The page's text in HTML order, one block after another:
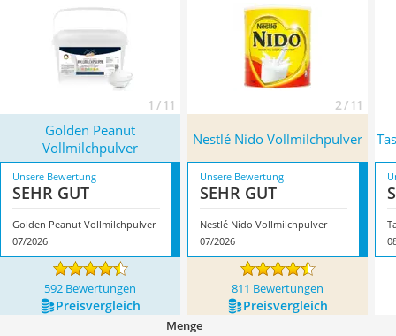
2026 besonders das Modell
Golden Peanut Vollmilchpulver
mit seinen Eigenschaften.
1 / 11 2 / 11
Golden Peanut
Vollmilchpulver
Nestlé Nido Vollmilchpulver
Unsere Bewertung
SEHR GUT
Golden Peanut Vollmilchpulver
07/2026
Unsere Bewertung
SEHR GUT
Nestlé Nido Vollmilchpulver
07/2026
592 Bewertungen 811 Bewertungen
Preis­vergleich Preis­vergleich
Menge